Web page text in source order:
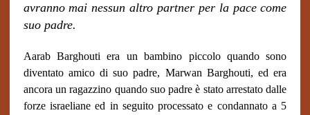
avranno mai nessun altro partner per la pace come
suo padre.
Aarab Barghouti era un
bambino piccolo quando sono
diventato amico di suo padre, Marwan Barghouti, ed era
ancora un ragazzino quando suo padre è stato arrestato dalle
forze israeliane ed in seguito processato e condannato a 5